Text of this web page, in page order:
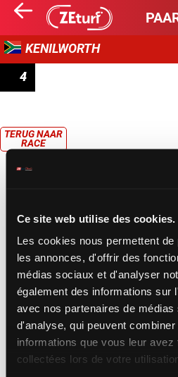
Ce site web utilise des cookies.
Les cookies nous permettent
les annonces, d'offrir des
médias sociaux et d'analyser
également des informations sur
avec nos partenaires de
d'analyse, qui peuvent
informations que vous leur
collectées lors de votre
KENILWORTH
4
TERUG NAAR
RACE